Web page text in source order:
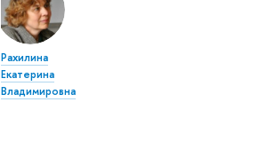
Рахилина
Екатерина
Владимировна